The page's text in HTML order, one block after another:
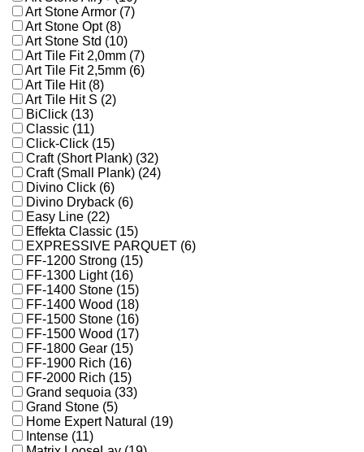
Art Stone Armor (7)
Art Stone Opt (8)
Art Stone Std (10)
Art Tile Fit 2,0mm (7)
Art Tile Fit 2,5mm (6)
Art Tile Hit (8)
Art Tile Hit S (2)
BiClick (13)
Classic (11)
Click-Click (15)
Craft (Short Plank) (32)
Craft (Small Plank) (24)
Divino Click (6)
Divino Dryback (6)
Easy Line (22)
Effekta Classic (15)
EXPRESSIVE PARQUET (6)
FF-1200 Strong (15)
FF-1300 Light (16)
FF-1400 Stone (15)
FF-1400 Wood (18)
FF-1500 Stone (16)
FF-1500 Wood (17)
FF-1800 Gear (15)
FF-1900 Rich (16)
FF-2000 Rich (15)
Grand sequoia (33)
Grand Stone (5)
Home Expert Natural (19)
Intense (11)